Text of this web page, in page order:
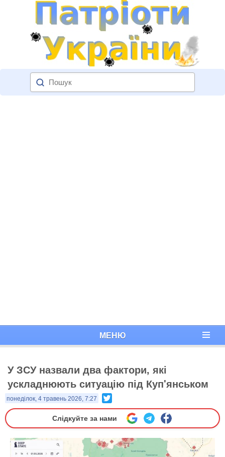
МЕНЮ
У ЗСУ назвали два фактори, які
ускладнюють ситуацію під Куп'янськом
понеділок, 4 травень 2026, 7:27
Слідкуйте за нами